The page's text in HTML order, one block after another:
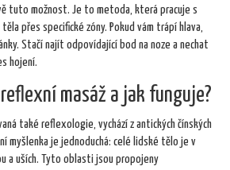
tuto možnost. Je to metoda, která pracuje s
přes specifické zóny. Pokud vám trápí hlava,
Stačí najít odpovídající bod na noze a nechat
hojení.
masáž a jak funguje?
také reflexologie, vychází z antických čínských
myšlenka je jednoduchá: celé lidské tělo je v
a uších. Tyto oblasti jsou propojeny